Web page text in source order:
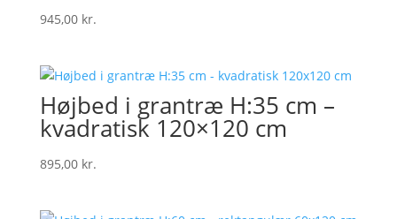
945,00 kr.
Højbed i grantræ H:35 cm –
kvadratisk 120×120 cm
895,00 kr.